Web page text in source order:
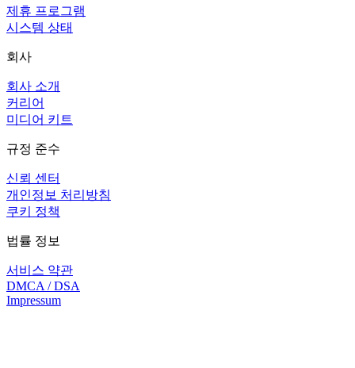
제휴 프로그램
시스템 상태
회사
회사 소개
커리어
미디어 키트
규정 준수
신뢰 센터
개인정보 처리방침
쿠키 정책
법률 정보
서비스 약관
DMCA / DSA
Impressum